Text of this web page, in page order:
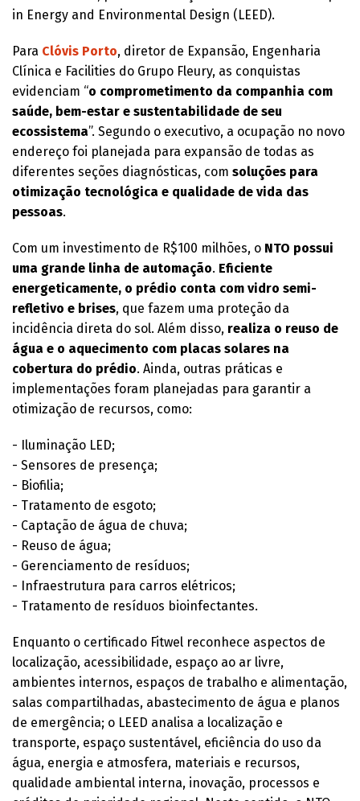
in Energy and Environmental Design (LEED).
Para Clóvis Porto, diretor de Expansão, Engenharia
Clínica e Facilities do Grupo Fleury, as conquistas
evidenciam “o comprometimento da companhia com
saúde, bem-estar e sustentabilidade de seu
ecossistema”. Segundo o executivo, a ocupação no novo
endereço foi planejada para expansão de todas as
diferentes seções diagnósticas, com soluções para
otimização tecnológica e qualidade de vida das
pessoas.
Com um investimento de R$100 milhões, o NTO possui
uma grande linha de automação. Eficiente
energeticamente, o prédio conta com vidro semi-
refletivo e brises, que fazem uma proteção da
incidência direta do sol. Além disso, realiza o reuso de
água e o aquecimento com placas solares na
cobertura do prédio. Ainda, outras práticas e
implementações foram planejadas para garantir a
otimização de recursos, como:
- Iluminação LED;
- Sensores de presença;
- Biofilia;
- Tratamento de esgoto;
- Captação de água de chuva;
- Reuso de água;
- Gerenciamento de resíduos;
- Infraestrutura para carros elétricos;
- Tratamento de resíduos bioinfectantes.
Enquanto o certificado Fitwel reconhece aspectos de
localização, acessibilidade, espaço ao ar livre,
ambientes internos, espaços de trabalho e alimentação,
salas compartilhadas, abastecimento de água e planos
de emergência; o LEED analisa a localização e
transporte, espaço sustentável, eficiência do uso da
água, energia e atmosfera, materiais e recursos,
qualidade ambiental interna, inovação, processos e